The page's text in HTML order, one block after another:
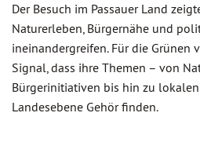
Der Besuch im Passauer Land
Naturerleben, Bürgernähe und
ineinandergreifen. Für die Grünen
Signal, dass ihre Themen – von
Bürgerinitiativen bis hin zu
Landesebene Gehör finden.